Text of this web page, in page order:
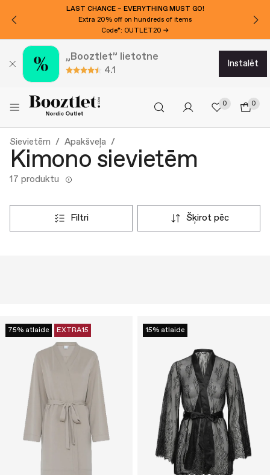
LAST CHANCE – EVERYTHING MUST GO!
Extra 20% off on hundreds of items
Code*: OUTLET20 →
„Booztlet” lietotne
4.1
instalēt
0 0
Sievietēm Apakšveļa
Kimono sievietēm
17 produktu
filtri šķirot pēc
75% atlaide EXTRA15 15% atlaide